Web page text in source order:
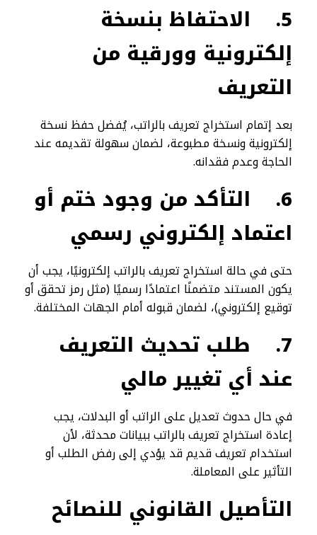
5.
الاحتفاظ بنسخة
إلكترونية وورقية من
التعريف
بعد إتمام استخراج تعريف بالراتب، يُفضل حفظ نسخة
إلكترونية ونسخة مطبوعة، لضمان سهولة تقديمه عند
الحاجة وعدم فقدانه.
6.
التأكد من وجود ختم أو
اعتماد إلكتروني رسمي
حتى في حالة استخراج تعريف بالراتب إلكترونيًا، يجب أن
يكون المستند متضمنًا اعتمادًا رسميًا (مثل رمز تحقق أو
توقيع إلكتروني)، لضمان قبوله أمام الجهات المختلفة.
7.
طلب تحديث التعريف
عند أي تغيير مالي
في حال حدوث تعديل على الراتب أو البدلات، يجب
إعادة استخراج تعريف بالراتب ببيانات محدثة، لأن
استخدام تعريف قديم قد يؤدي إلى رفض الطلب أو
التأثير على المعاملة.
التأصيل القانوني للنصائح